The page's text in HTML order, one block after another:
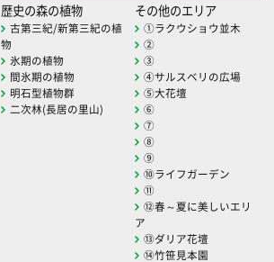
歴史の森の植物
古第三紀/新第三紀の植
物
氷期の植物
間氷期の植物
明石型植物群
二次林(長居の里山)
その他のエリア
①ラクウショウ並木
②
③
④サルスベリの広場
⑤大花壇
⑥
⑦
⑧
⑨
⑩ライフガーデン
⑪
⑫春～夏に美しいエリ
ア
⑬ダリア花壇
⑭竹笹見本園